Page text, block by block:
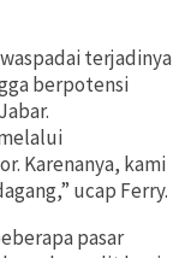
terjadinya
berpotensi
Karenanya, kami
ucap Ferry.
pasar